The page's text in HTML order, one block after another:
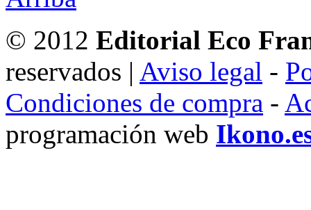
© 2012 Editorial Eco
reservados | Aviso legal -
Condiciones de compra -
programación web